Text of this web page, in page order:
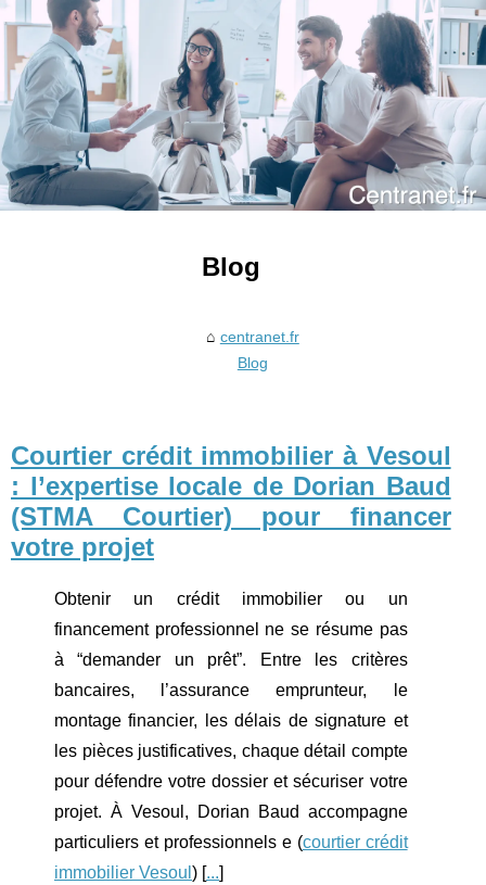
Blog
centranet.fr
Blog
Courtier crédit immobilier à Vesoul
: l’expertise locale de Dorian Baud
(STMA Courtier) pour financer
votre projet
Obtenir un crédit immobilier ou un
financement professionnel ne se résume pas
à “demander un prêt”. Entre les critères
bancaires, l’assurance emprunteur, le
montage financier, les délais de signature et
les pièces justificatives, chaque détail compte
pour défendre votre dossier et sécuriser votre
projet. À Vesoul, Dorian Baud accompagne
particuliers et professionnels e (courtier crédit
immobilier Vesoul ) [...]